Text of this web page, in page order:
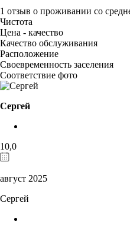
1 отзыв о проживании со
Чистота
Цена - качество
Качество обслуживания
Расположение
Своевременность заселения
Соответствие фото
Сергей
10,0
август 2025
Сергей